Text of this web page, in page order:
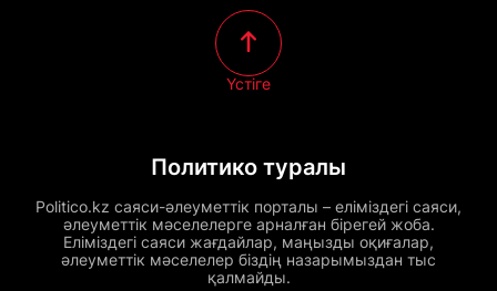
Политико туралы
Politico.kz саяси-әлеуметтік порталы – еліміздегі саяси,
әлеуметтік мәселелерге арналған бірегей жоба.
Еліміздегі саяси жағдайлар, маңызды оқиғалар,
әлеуметтік мәселелер біздің назарымыздан тыс
қалмайды.
Үстіге